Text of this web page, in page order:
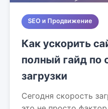
SEO и Продвижение
Как ускорить
полный гайд по
загрузки
Сегодня скорость